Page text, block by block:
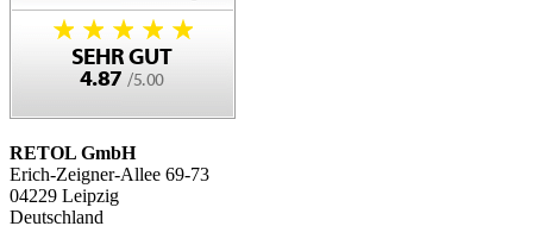
RETOL GmbH
Erich-Zeigner-Allee 69-73
04229 Leipzig
Deutschland